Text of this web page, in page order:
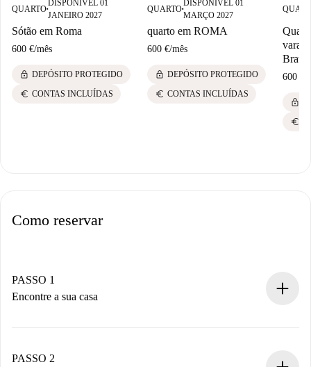
QUARTO■
DISPONÍVEL 01
JANEIRO 2027
Sótão em Roma
600 €/mês
lock DEPÓSITO PROTEGIDO
euro CONTAS INCLUÍDAS
QUARTO■
DISPONÍVEL 01
MARÇO 2027
quarto em ROMA
600 €/mês
lock DEPÓSITO PROTEGIDO
euro CONTAS INCLUÍDAS
600 €
lock
euro
Como reservar
PASSO 1
Encontre a sua casa
Você tem todas as informações necessárias
PASSO 2